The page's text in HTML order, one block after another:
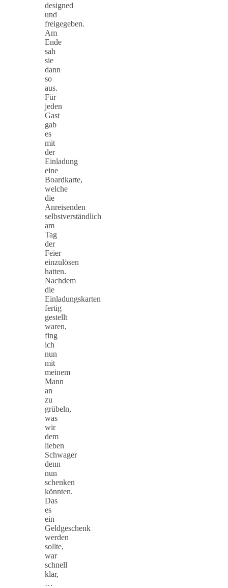
designed
und
freigegeben.
Am
Ende
sah
sie
dann
so
aus.
Für
jeden
Gast
gab
es
mit
der
Einladung
eine
Boardkarte,
welche
die
Anreisenden
selbstverständlich
am
Tag
der
Feier
einzulösen
hatten.
Nachdem
die
Einladungskarten
fertig
gestellt
waren,
fing
ich
nun
mit
meinem
Mann
an
zu
grübeln,
was
wir
dem
lieben
Schwager
denn
nun
schenken
könnten.
Das
es
ein
Geldgeschenk
werden
sollte,
war
schnell
klar,
…